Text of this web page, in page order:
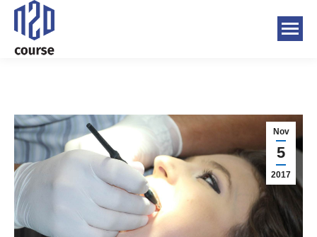
Nov
5
2017